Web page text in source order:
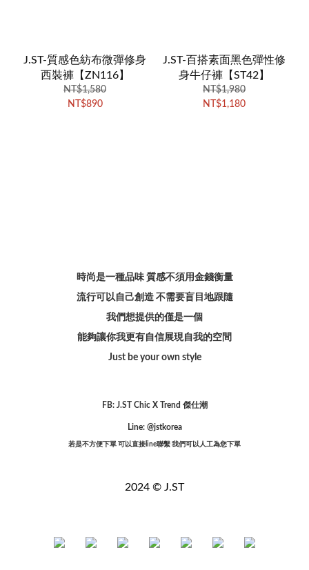
J.ST-質感色紡布微彈修身
西裝褲【ZN116】
NT$1,580
NT$890
J.ST-百搭素面黑色彈性修
身牛仔褲【ST42】
NT$1,980
NT$1,180
時尚是一種品味 質感不須用金錢衡量
流行可以自己創造 不需要盲目地跟隨
我們想提供的僅是一個
能夠讓你我更有自信展現自我的空間
Just be your own style
FB: J.ST Chic X Trend 傑仕潮
Line: @jstkorea
若是不方便下單 可以直接line聯繫 我們可以人工為您下單
2024 © J.ST